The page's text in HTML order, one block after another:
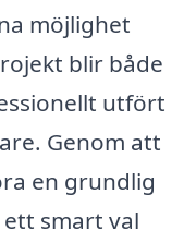
möjlighet
blir både
utfört
Genom att
en grundlig
smart val